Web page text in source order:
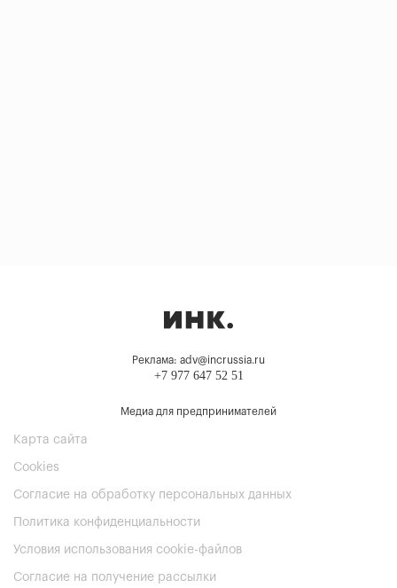
Реклама: adv@incrussia.ru
+7 977 647 52 51
Медиа для предпринимателей
Карта сайта
Cookies
Согласие на обработку персональных данных
Политика конфиденциальности
Условия использования cookie-файлов
Согласие на получение рассылки